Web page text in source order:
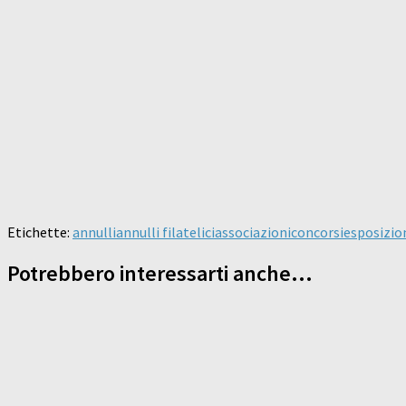
Etichette: annulliannulli filateliciassociazioniconcorsi
Potrebbero interessarti anche...